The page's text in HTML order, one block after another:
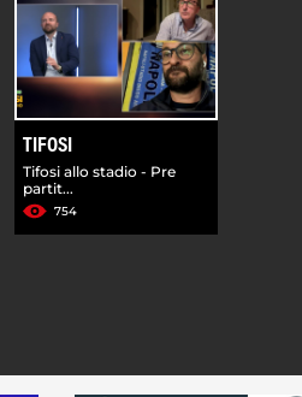
TIFOSI
Tifosi allo stadio - Pre
partit...
754